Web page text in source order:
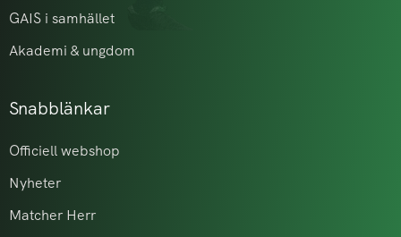
GAIS i samhället
Akademi & ungdom
Snabblänkar
Officiell webshop
Nyheter
Matcher Herr